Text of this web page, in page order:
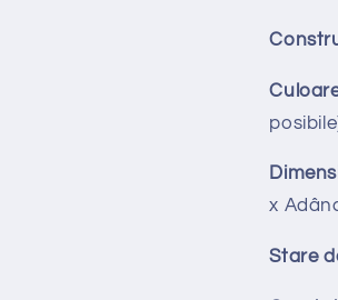
x
Stare